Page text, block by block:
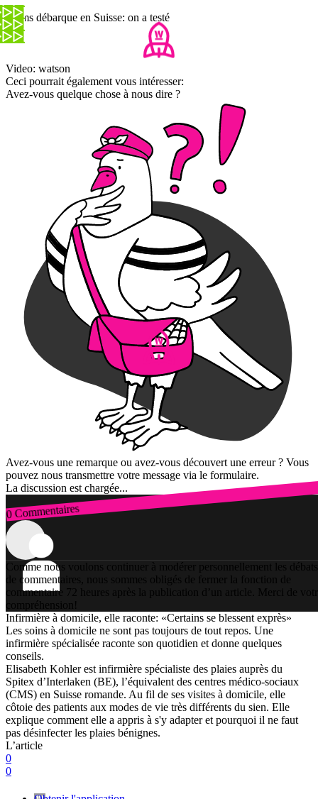
Skims débarque en Suisse: on a testé
Video: watson
Ceci pourrait également vous intéresser:
Avez-vous quelque chose à nous dire ?
Avez-vous une remarque ou avez-vous découvert une erreur ? Vous
pouvez nous transmettre votre message via le formulaire.
La discussion est chargée...
0 Commentaires
Connexion
Comme nous voulons continuer à modérer personnellement les débats
de commentaires, nous sommes obligés de fermer la fonction de
commentaire 72 heures après la publication d’un article. Merci de
compréhension!
Infirmière à domicile, elle raconte: «Certains se blessent exprès»
Les soins à domicile ne sont pas toujours de tout repos. Une
infirmière spécialisée raconte son quotidien et donne quelques
conseils.
Elisabeth Kohler est infirmière spécialiste des plaies auprès du
Spitex d’Interlaken (BE), l’équivalent des centres médico-sociaux
(CMS) en Suisse romande. Au fil de ses visites à domicile, elle
côtoie des patients aux modes de vie très différents du sien. Elle
explique comment elle a appris à s'y adapter et pourquoi il ne faut
pas désinfecter les plaies bénignes.
L’article
0
0